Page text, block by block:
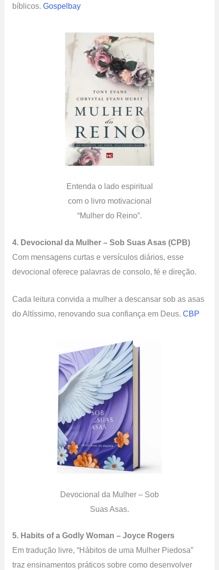
bíblicos.Gospelbay
Entenda o lado espiritual
com o livro motivacional
“Mulher do Reino”.
4. Devocional da Mulher – Sob Suas Asas (CPB)
Com mensagens curtas e versículos diários, esse
devocional oferece palavras de consolo, fé e direção.
Cada leitura convida a mulher a descansar sob as asas
do Altíssimo, renovando sua confiança em Deus.CBP
Devocional da Mulher – Sob
Suas Asas.
5. Habits of a Godly Woman – Joyce Rogers
Em tradução livre, “Hábitos de uma Mulher Piedosa”
traz ensinamentos práticos sobre como desenvolver